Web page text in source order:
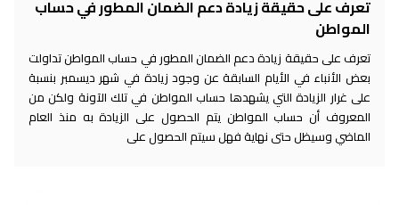
تعرف على حقيقة زيادة دعم الضمان المطور في حساب
المواطن
تعرف على حقيقة زيادة دعم الضمان المطور في حساب المواطن تداولت
بعض الأنباء في الأيام السابقة عن وجود زيادة في شهر ديسمبر بنسبة
على غرار الزيادة التي يشهدها حساب المواطن في تلك الآونة ولكن من
المعروف أن حساب المواطن يتم الحصول على الزيادة به منذ العام
الماضي وسيظل حتى نهاية فهل سيتم الحصول على